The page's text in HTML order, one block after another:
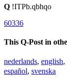
Q !ITPb.qbhqo
60336
This Q-Post in
nederlands, english,
español, svenska